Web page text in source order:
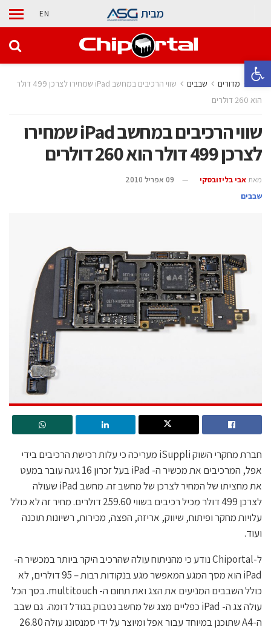
פתח סרגל נגישות
מבית EN
בית מדורים ‫שבבים‬
שווי הרכיבים במחשב iPad שמחירו לצרכן 499 דולר
הוא 260 דולרים
שווי הרכיבים במחשב iPad שמחירו
לצרכן 499 דולר הוא 260 דולרים
מאת אבי בליזובסקי
09 אפריל 2010
‫שבבים‬
חברת מחקרי השוק iSuppli מעריכה כי עלות רכישת הרכיבים בידי
אפל, המרכיבים את מכשיר ה- iPad בעל זכרון 16 גיגה עובר במעט
את מחציתו של המחיר לצרכן של מחשב זה. מחשב iPad שעולה
לצרכן 499 דולר מכיל רכיבים בשווי 259.60 דולרים. מחיר זה לא כולל
עלויות מחקר ופיתוח, שיווק, אריזה, הפצה, מכירות, רשיונות תוכנה
ועוד.
ל-Chiportal נודע כי מהניתוח עולה שהרכיב היקר ביותר במכשיר ה-
iPad הוא מסך המגע המאפשר מגע בנקודות רבות – 95 דולרים, לא
כולל השבבים המניעים את הצג ואת תחום ה- multitouch. בסך הכל
עולה צג ה- iPad כפליים מצג של מחשב נטבוק בגודל דומה. גם שבב
ה-A4 שתוכנן במיוחד עבור אפל ומיוצר על ידי סמנסונג עולה 26.80